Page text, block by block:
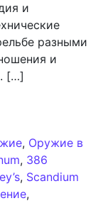
и
разными
и
[…]
, Оружие в
, 386
, Scandium
,